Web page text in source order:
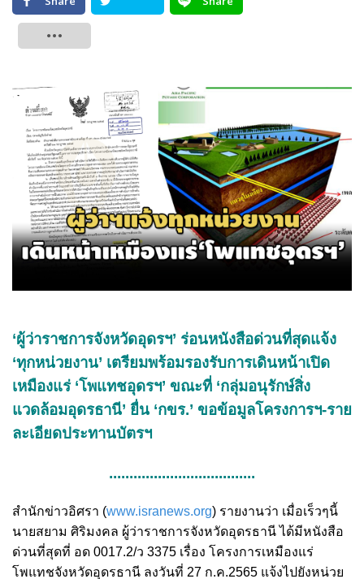
‘ผู้ว่าราชการจังหวัดอุดรฯ’ ร่อนหนังสือด่วนที่สุดแจ้ง
‘ทุกหน่วยงาน’ เตรียมพร้อมรองรับการเดินหน้าเปิด
เหมืองแร่ ‘โพแทชอุดรฯ’ ขณะที่ ‘กลุ่มอนุรักษ์สิ่ง
แวดล้อมอุดรธานี’ ยื่น ‘กขร.’ ขอข้อมูลโครงการฯ-ราย
ละเอียดประทานบัตรฯ
....................................
สำนักข่าวอิศรา (www.isranews.org) รายงานว่า เมื่อเร็วๆนี้
นายสยาม ศิริมงคล ผู้ว่าราชการจังหวัดอุดรธานี ได้มีหนังสือ
ด่วนที่สุดที่ อด 0017.2/ว 3375 เรื่อง โครงการเหมืองแร่
โพแทชจังหวัดอุดรธานี ลงวันที่ 27 ก.ค.2565 แจ้งไปยังหน่วย